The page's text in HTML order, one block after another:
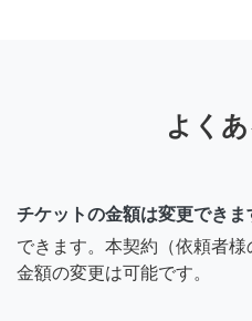
よく
チケットの金額は変更できま
できます。本契約（依頼者様
金額の変更は可能です。